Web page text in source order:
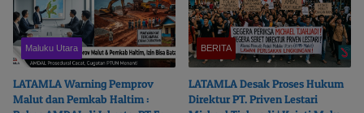
Maluku Utara
LATAMLA Warning Pemprov
Malut dan Pemkab Haltim :
BERITA
LATAMLA Desak Proses Hukum
Direktur PT. Priven Lestari